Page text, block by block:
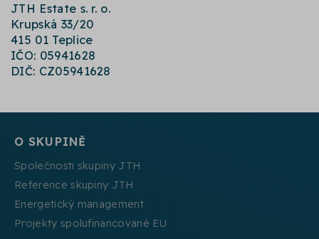
JTH Estate s. r. o.
Krupská 33/20
415 01 Teplice
IČO: 05941628
DIČ: CZ05941628
O SKUPINĚ
Společnosti skupiny JTH
Reference skupiny JTH
Energetický management
Projekty spolufinancované EU